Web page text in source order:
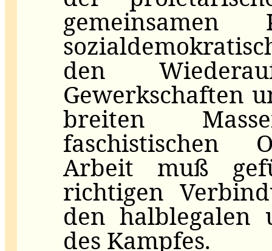
den
Gewerkschaften
breiten
faschistischen
Arbeit muß
richtigen
den halblegalen
des Kampfes.